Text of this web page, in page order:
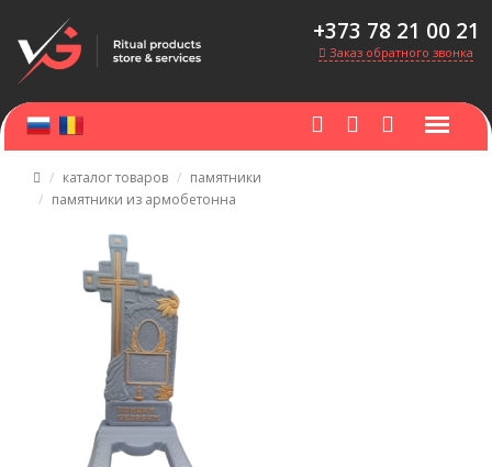
+373 78 21 00 21
Заказ обратного звонка
каталог товаров
памятники
памятники из армобетонна